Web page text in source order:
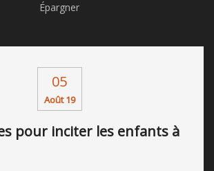
Épargner
05
Août 19
pour inciter les enfants à